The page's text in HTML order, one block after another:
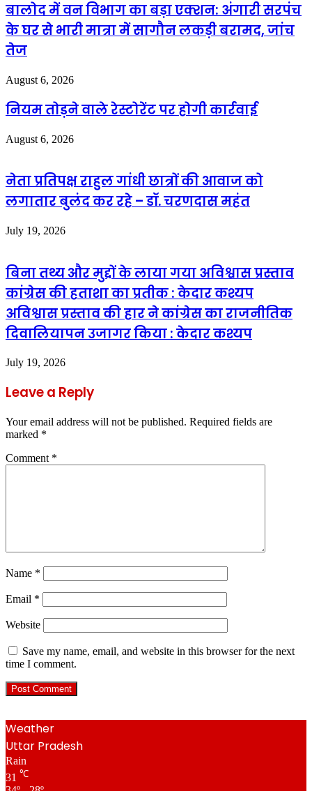
बालोद में वन विभाग का बड़ा एक्शन: अंगारी सरपंच
के घर से भारी मात्रा में सागौन लकड़ी बरामद, जांच
तेज
August 6, 2026
नियम तोड़ने वाले रेस्टोरेंट पर होगी कार्रवाई
August 6, 2026
नेता प्रतिपक्ष राहुल गांधी छात्रों की आवाज को
लगातार बुलंद कर रहे – डॉ. चरणदास महंत
July 19, 2026
बिना तथ्य और मुद्दों के लाया गया अविश्वास प्रस्ताव
कांग्रेस की हताशा का प्रतीक : केदार कश्यप
अविश्वास प्रस्ताव की हार ने कांग्रेस का राजनीतिक
दिवालियापन उजागर किया : केदार कश्यप
July 19, 2026
Leave a Reply
Your email address will not be published. Required fields are
marked *
Comment *
Name *
Email *
Website
Save my name, email, and website in this browser for the next
time I comment.
Weather
Uttar Pradesh
Rain
31 ℃